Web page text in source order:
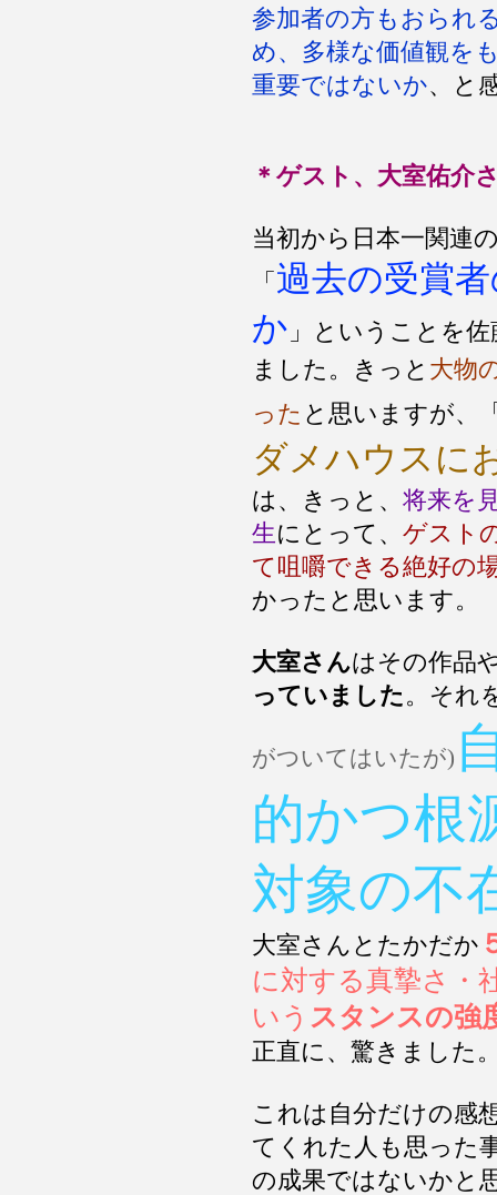
参加者の方もおられ
め、多様な価値観を
重要ではないか、と
＊ゲスト、大室佑介
当初から日本一関連
「 過去の受賞
か 」ということを
ました。きっと 大物
った と思いますが、
ダメハウスに
は、きっと、 将来を
生にとって、 ゲスト
て咀嚼できる絶好の
かったと思います。
大室さんはその作品
っていました 。それ
がついてはいたが)
的かつ根
対象の不
大室さんとたかだか
に対する真摯さ・
いう スタンスの強
正直に、驚きました
これは自分だけの感
てくれた人も思った
の成果ではないかと